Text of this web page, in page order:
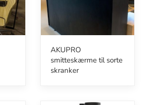
AKUPRO
smitteskærme til sorte
skranker